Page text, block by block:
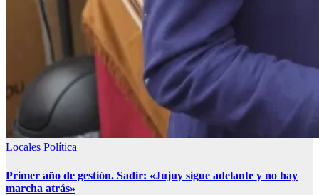
Locales Política
Primer año de gestión. Sadir: «Jujuy sigue adelante y no hay
marcha atrás»